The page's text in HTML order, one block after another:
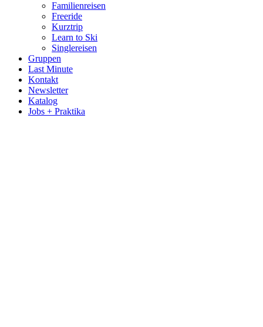
Familienreisen
Freeride
Kurztrip
Learn to Ski
Singlereisen
Gruppen
Last Minute
Kontakt
Newsletter
Katalog
Jobs + Praktika